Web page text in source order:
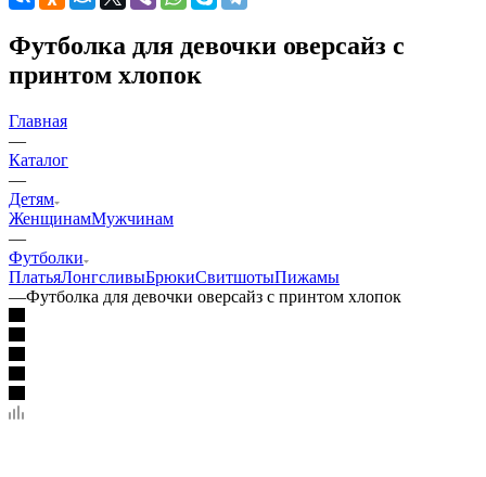
Футболка для девочки оверсайз с
принтом хлопок
Главная
—
Каталог
—
Детям
ЖенщинамМужчинам
—
Футболки
ПлатьяЛонгсливыБрюкиСвитшотыПижамы
—Футболка для девочки оверсайз с принтом хлопок